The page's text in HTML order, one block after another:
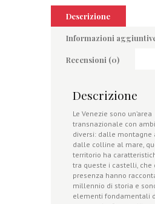
Descrizione
Informazioni
Recensioni (0)
Descrizione
Le Venezie sono un’area
transnazionale con
diversi: dalle montagne
dalle colline al mare,
territorio ha
tra queste i castelli, che
presenza hanno
millennio di storia e
elementi fondamentali